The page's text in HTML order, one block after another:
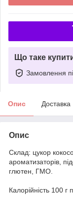
Що таке
Замовлення
Опис Доставка
Опис
Склад: цукор
ароматизаторів,
глютен, ГМО.
Калорійність 100